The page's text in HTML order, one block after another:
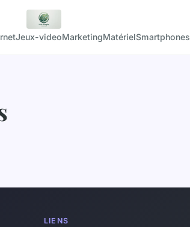
Jeux-videoMarketingMatérielSmartphones
LIENS